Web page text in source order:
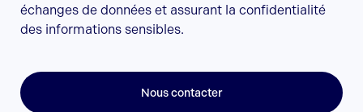
échanges de données et assurant la confidentialité
des informations sensibles.
Nous contacter